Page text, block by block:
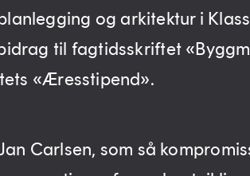
og arkitektur i
til fagtidsskriftet
«Æresstipend».
Carlsen, som så